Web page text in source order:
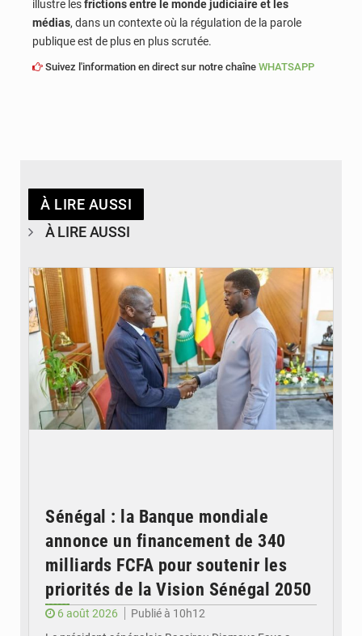
illustre lesfrictions entre le monde judiciaire et les
médias, dans un contexte où la régulation de la parole
publique est de plus en plus scrutée.
Suivez l'information en direct sur notre chaîne WHATSAPP
À LIRE AUSSI
À LIRE AUSSI
Sénégal : la Banque mondiale
annonce un financement de 340
milliards FCFA pour soutenir les
priorités de la Vision Sénégal 2050
6 août 2026
Publié à 10h12